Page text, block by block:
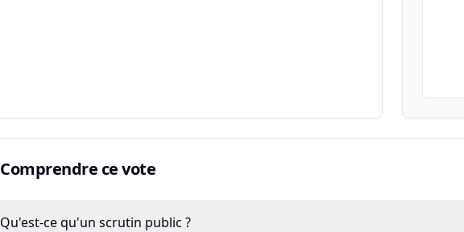
Comprendre ce vote
Qu'est-ce qu'un scrutin public ?